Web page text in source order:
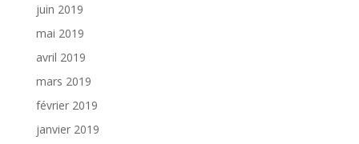
juin 2019
mai 2019
avril 2019
mars 2019
février 2019
janvier 2019